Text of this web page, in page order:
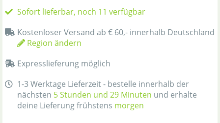
Sofort lieferbar, noch 11 verfügbar
Kostenloser Versand ab € 60,- innerhalb Deutschland
Region ändern
Expresslieferung möglich
1-3 Werktage Lieferzeit - bestelle innerhalb der
nächsten 5 Stunden und 29 Minuten und erhalte
deine Lieferung frühstens morgen